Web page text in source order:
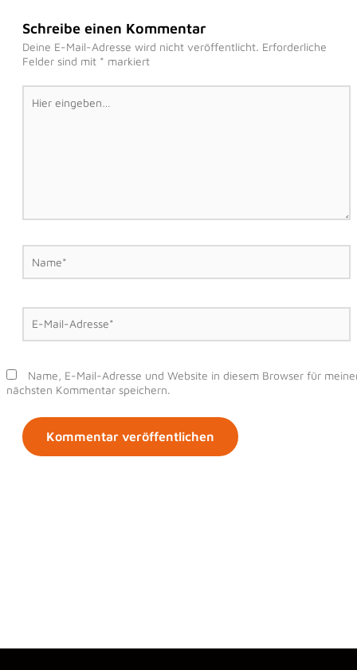
Schreibe einen Kommentar
Deine E-Mail-Adresse wird nicht veröffentlicht. Erforderliche
Felder sind mit * markiert
Hier
eingeben…
Name*
E-
Mail-
Adresse*
Name, E-Mail-Adresse und Website in diesem Browser für
nächsten Kommentar speichern.